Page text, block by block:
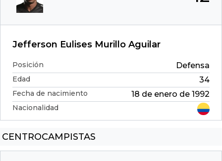
Jefferson Eulises Murillo Aguilar
Posición Defensa
Edad 34
Fecha de nacimiento 18 de enero de 1992
Nacionalidad
CENTROCAMPISTAS